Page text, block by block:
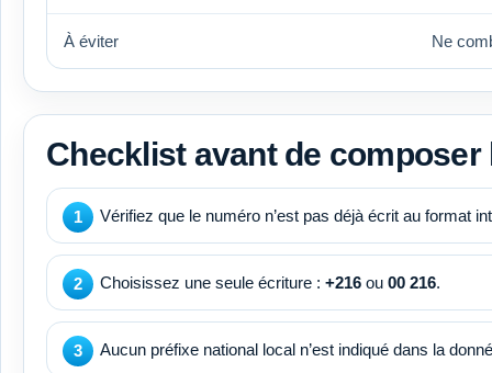
À éviter Ne
Checklist avant de composer
Vérifiez que le numéro n’est pas déjà écrit au format
Choisissez une seule écriture : +216 ou 00 216.
Aucun préfixe national local n’est indiqué dans la